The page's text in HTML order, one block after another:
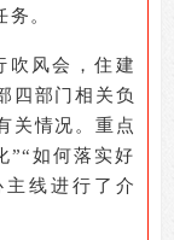
。
吹风会，住建
四部门相关负
关情况。重点
”“如何落实好
线进行了介